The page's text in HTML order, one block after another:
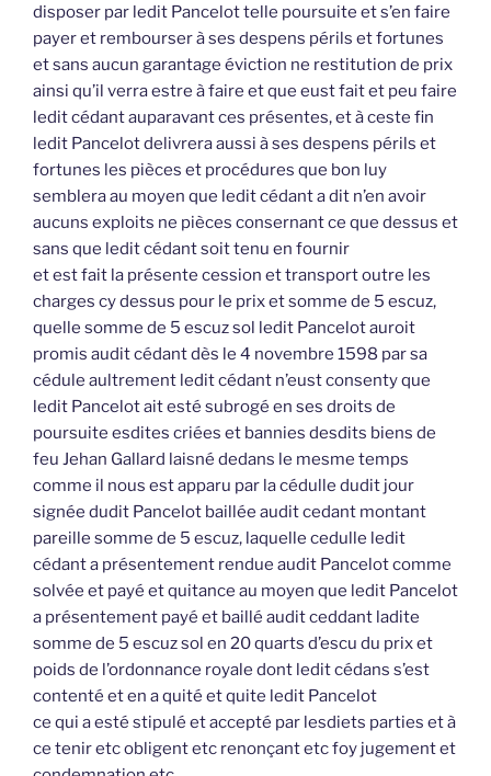
disposer par ledit Pancelot telle poursuite et s’en faire
payer et rembourser à ses despens périls et fortunes
et sans aucun garantage éviction ne restitution de prix
ainsi qu’il verra estre à faire et que eust fait et peu faire
ledit cédant auparavant ces présentes, et à ceste fin
ledit Pancelot delivrera aussi à ses despens périls et
fortunes les pièces et procédures que bon luy
semblera au moyen que ledit cédant a dit n’en avoir
aucuns exploits ne pièces consernant ce que dessus et
sans que ledit cédant soit tenu en fournir
et est fait la présente cession et transport outre les
charges cy dessus pour le prix et somme de 5 escuz,
quelle somme de 5 escuz sol ledit Pancelot auroit
promis audit cédant dès le 4 novembre 1598 par sa
cédule aultrement ledit cédant n’eust consenty que
ledit Pancelot ait esté subrogé en ses droits de
poursuite esdites criées et bannies desdits biens de
feu Jehan Gallard laisné dedans le mesme temps
comme il nous est apparu par la cédulle dudit jour
signée dudit Pancelot baillée audit cedant montant
pareille somme de 5 escuz, laquelle cedulle ledit
cédant a présentement rendue audit Pancelot comme
solvée et payé et quitance au moyen que ledit Pancelot
a présentement payé et baillé audit ceddant ladite
somme de 5 escuz sol en 20 quarts d’escu du prix et
poids de l’ordonnance royale dont ledit cédans s’est
contenté et en a quité et quite ledit Pancelot
ce qui a esté stipulé et accepté par lesdiets parties et à
ce tenir etc obligent etc renonçant etc foy jugement et